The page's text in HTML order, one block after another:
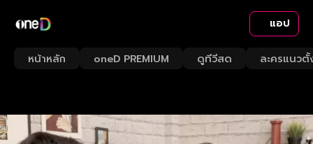
แอป
หน้าหลัก oneD PREMIUM ดูทีวีสด ละครแนวตั้